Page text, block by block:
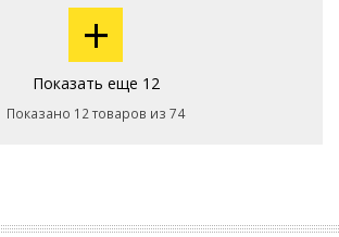
+
Показать еще 12
Показано 12 товаров из 74